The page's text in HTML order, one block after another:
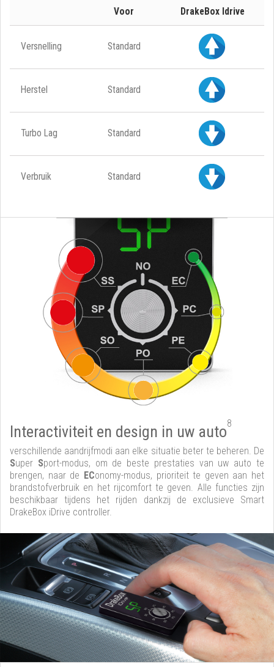
Voor DrakeBox Idrive
Versnelling Standard
Herstel Standard
Turbo Lag Standard
Verbruik Standard
Interactiviteit en design in uw auto8
verschillende aandrijfmodi aan elke situatie beter te beheren. De
Super Sport-modus, om de beste prestaties van uw auto te
brengen, naar de EConomy-modus, prioriteit te geven aan het
brandstofverbruik en het rijcomfort te geven. Alle functies zijn
beschikbaar tijdens het rijden dankzij de exclusieve Smart
DrakeBox iDrive controller.